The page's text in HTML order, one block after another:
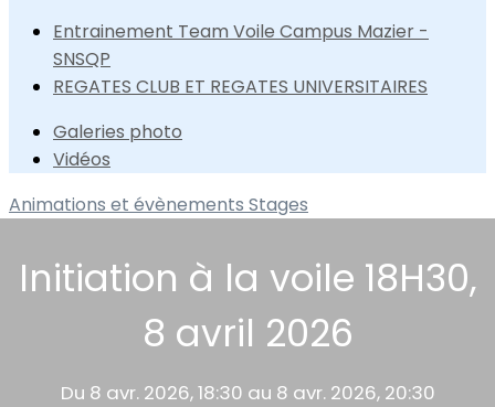
Entrainement Team Voile Campus Mazier -
SNSQP
REGATES CLUB ET REGATES UNIVERSITAIRES
Galeries photo
Vidéos
Animations et évènements Stages
Initiation à la voile 18H30,
8 avril 2026
Du 8 avr. 2026, 18:30 au 8 avr. 2026, 20:30